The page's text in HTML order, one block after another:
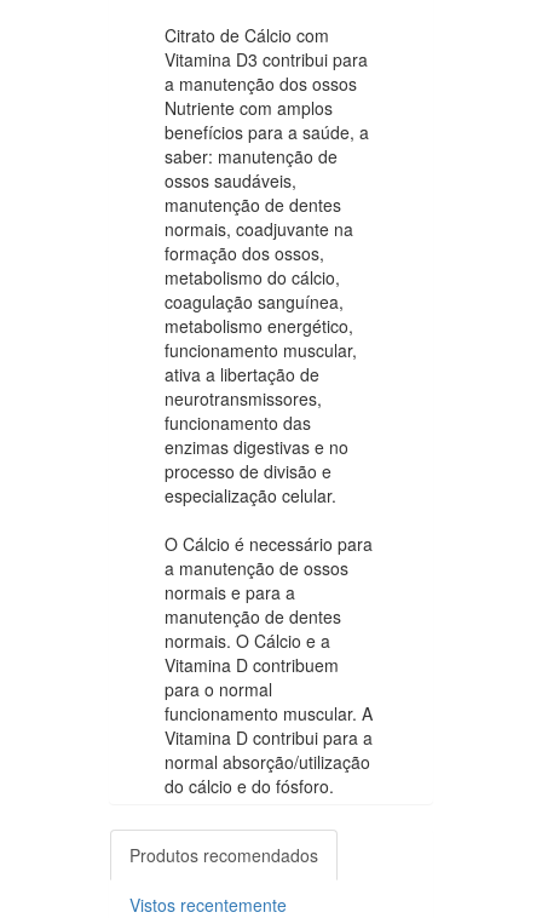
Citrato de Cálcio com
Vitamina D3 contribui para
a manutenção dos ossos
Nutriente com amplos
benefícios para a saúde, a
saber: manutenção de
ossos saudáveis,
manutenção de dentes
normais, coadjuvante na
formação dos ossos,
metabolismo do cálcio,
coagulação sanguínea,
metabolismo energético,
funcionamento muscular,
ativa a libertação de
neurotransmissores,
funcionamento das
enzimas digestivas e no
processo de divisão e
especialização celular.
O Cálcio é necessário para
a manutenção de ossos
normais e para a
manutenção de dentes
normais. O Cálcio e a
Vitamina D contribuem
para o normal
funcionamento muscular. A
Vitamina D contribui para a
normal absorção/utilização
do cálcio e do fósforo.
Produtos recomendados
Vistos recentemente